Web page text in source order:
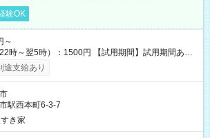
験OK
～
時）：1500円 【試用期間】試用期間あり
さ：1ヶ月 雇用形態、給与は本採用時と同じです。
実態は30日（※条件変更なし）ですが、切り上げで
途支給あり
駅西本町6-3-7
き家